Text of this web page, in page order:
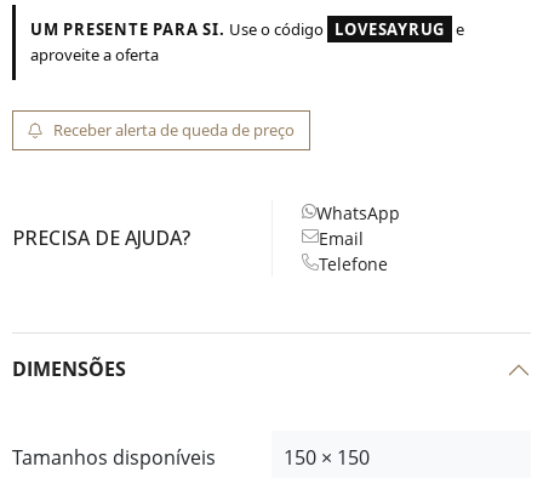
UM PRESENTE PARA SI. Use o código LOVESAYRUG e
aproveite a oferta
Receber alerta de queda de preço
PRECISA DE AJUDA?
WhatsApp
Email
Telefone
DIMENSÕES
Tamanhos disponíveis 150 × 150